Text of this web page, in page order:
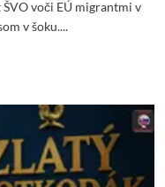
voči EÚ migrantmi v
v šoku....